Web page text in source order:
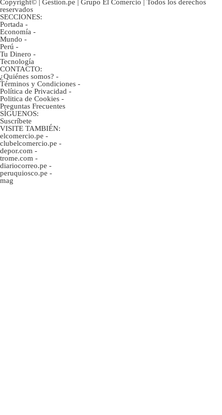
Copyright© | Gestion.pe | Grupo El Comercio | Todos los derechos
reservados
SECCIONES:
Portada -
Economía -
Mundo -
Perú -
Tu Dinero -
Tecnología
CONTACTO:
¿Quiénes somos? -
Términos y Condiciones -
Política de Privacidad -
Politica de Cookies -
Preguntas Frecuentes
SÍGUENOS:
Suscríbete
VISITE TAMBIÉN:
elcomercio.pe -
clubelcomercio.pe -
depor.com -
trome.com -
diariocorreo.pe -
peruquiosco.pe -
mag